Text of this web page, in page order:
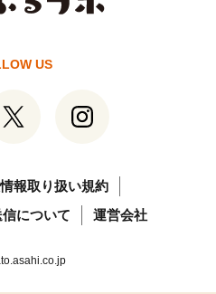
US
報取り扱い規約
について
運営会社